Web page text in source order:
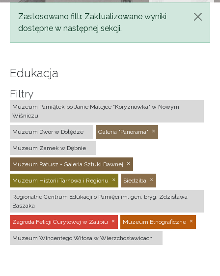
Komunikat
Zastosowano filtr. Zaktualizowane wyniki
dostępne w następnej sekcji.
Edukacja
Filtry
Muzeum Pamiątek po Janie Matejce "Koryznówka" w Nowym
Wiśniczu
Muzeum Dwór w Dołędze Galeria "Panorama"
Muzeum Zamek w Dębnie
Muzeum Ratusz - Galeria Sztuki Dawnej
Muzeum Historii Tarnowa i Regionu Siedziba
Regionalne Centrum Edukacji o Pamięci im. gen. bryg. Zdzisława
Baszaka
Zagroda Felicji Curyłowej w Zalipiu Muzeum Etnograficzne
Muzeum Wincentego Witosa w Wierzchosławicach